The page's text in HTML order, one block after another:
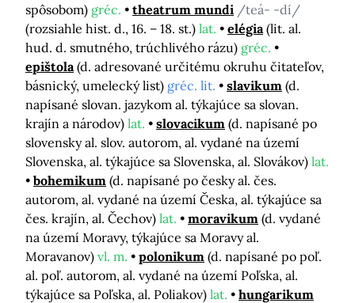
spôsobom) gréc. theatrum mundi /teá- -dí/
(rozsiahle hist. d., 16. – 18. st.) lat. elégia (lit. al.
hud. d. smutného, trúchlivého rázu) gréc.
epištola (d. adresované určitému okruhu čitateľov,
básnický, umelecký list) gréc. lit. slavikum (d.
napísané slovan. jazykom al. týkajúce sa slovan.
krajín a národov) lat. slovacikum (d. napísané po
slovensky al. slov. autorom, al. vydané na území
Slovenska, al. týkajúce sa Slovenska, al. Slovákov) lat.
bohemikum (d. napísané po česky al. čes.
autorom, al. vydané na území Česka, al. týkajúce sa
čes. krajín, al. Čechov) lat. moravikum (d. vydané
na území Moravy, týkajúce sa Moravy al.
Moravanov) vl. m. polonikum (d. napísané po poľ.
al. poľ. autorom, al. vydané na území Poľska, al.
týkajúce sa Poľska, al. Poliakov) lat.
hungarikum